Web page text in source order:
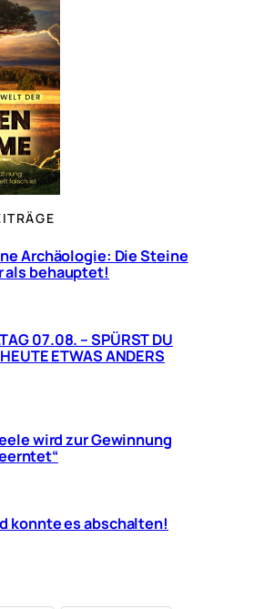
Archäologie: Die Steine
als behauptet!
07.08. – SPÜRST DU
ETWAS ANDERS
wird zur Gewinnung
konnte es abschalten!